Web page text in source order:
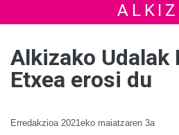
Alkizako Udalak
Etxea erosi du
Erredakzioa 2021eko maiatzaren 3a